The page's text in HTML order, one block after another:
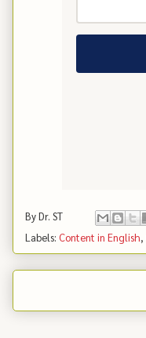
ByDr. ST
Labels: Content in English,